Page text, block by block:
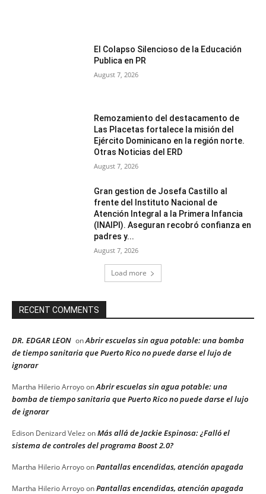
El Colapso Silencioso de la Educación
Publica en PR
August 7, 2026
Remozamiento del destacamento de
Las Placetas fortalece la misión del
Ejército Dominicano en la región norte.
Otras Noticias del ERD
August 7, 2026
Gran gestion de Josefa Castillo al
frente del Instituto Nacional de
Atención Integral a la Primera Infancia
(INAIPI). Aseguran recobró confianza en
padres y...
August 7, 2026
Load more
RECENT COMMENTS
DR. EDGAR LEON onAbrir escuelas sin agua potable: una bomba
de tiempo sanitaria que Puerto Rico no puede darse el lujo de
ignorar
Martha Hilerio ArroyoonAbrir escuelas sin agua potable: una
bomba de tiempo sanitaria que Puerto Rico no puede darse el lujo
de ignorar
Edison Denizard Velez onMás allá de Jackie Espinosa: ¿Falló el
sistema de controles del programa Boost 2.0?
Martha Hilerio ArroyoonPantallas encendidas, atención apagada
Martha Hilerio ArroyoonPantallas encendidas, atención apagada